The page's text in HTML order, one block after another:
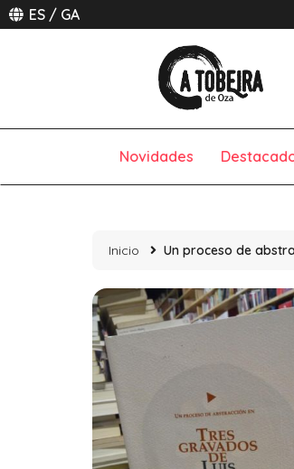
ES / GA
Novidades
Inicio Un proceso de